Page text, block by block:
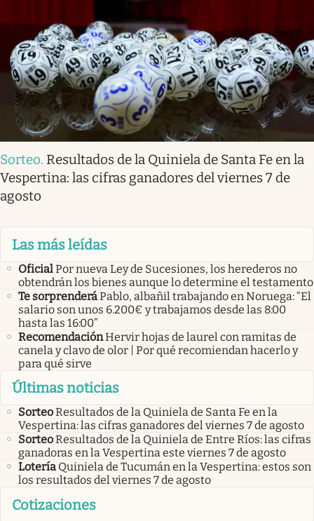
Sorteo. Resultados de la Quiniela de Santa Fe en la
Vespertina: las cifras ganadores del viernes 7 de
agosto
Las más leídas
OficialPor nueva Ley de Sucesiones, los herederos no
obtendrán los bienes aunque lo determine el testamento
Te sorprenderáPablo, albañil trabajando en Noruega: “El
salario son unos 6.200€ y trabajamos desde las 8:00
hasta las 16:00”
RecomendaciónHervir hojas de laurel con ramitas de
canela y clavo de olor | Por qué recomiendan hacerlo y
para qué sirve
Últimas noticias
SorteoResultados de la Quiniela de Santa Fe en la
Vespertina: las cifras ganadores del viernes 7 de agosto
SorteoResultados de la Quiniela de Entre Ríos: las cifras
ganadoras en la Vespertina este viernes 7 de agosto
Lotería Quiniela de Tucumán en la Vespertina: estos son
los resultados del viernes 7 de agosto
Cotizaciones